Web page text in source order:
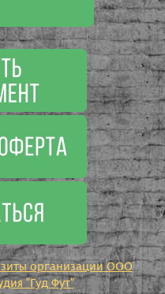
организации ООО
"Гуд Фут"